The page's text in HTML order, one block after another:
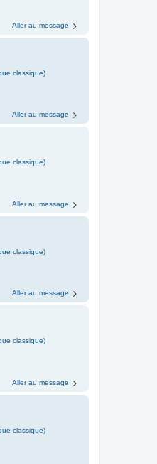
Aller au message
classique)
Aller au message
classique)
Aller au message
classique)
Aller au message
classique)
Aller au message
classique)